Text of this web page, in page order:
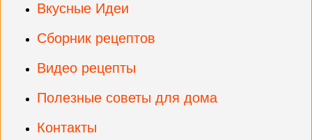
Вкусные Идеи
Сборник рецептов
Видео рецепты
Полезные советы для дома
Контакты